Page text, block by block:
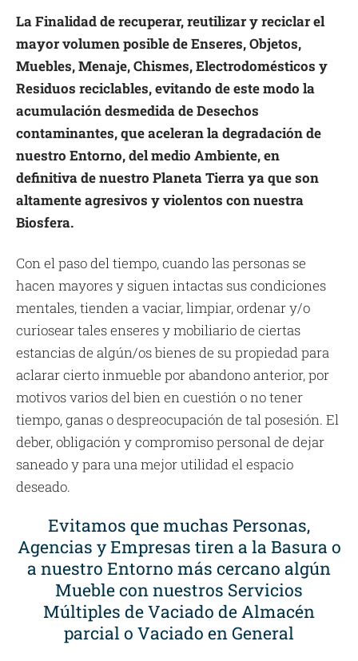
La Finalidad de recuperar, reutilizar y reciclar el
mayor volumen posible de Enseres, Objetos,
Muebles, Menaje, Chismes, Electrodomésticos y
Residuos reciclables, evitando de este modo la
acumulación desmedida de Desechos
contaminantes, que aceleran la degradación de
nuestro Entorno, del medio Ambiente, en
definitiva de nuestro Planeta Tierra ya que son
altamente agresivos y violentos con nuestra
Biosfera.
Con el paso del tiempo, cuando las personas se
hacen mayores y siguen intactas sus condiciones
mentales, tienden a vaciar, limpiar, ordenar y/o
curiosear tales enseres y mobiliario de ciertas
estancias de algún/os bienes de su propiedad para
aclarar cierto inmueble por abandono anterior, por
motivos varios del bien en cuestión o no tener
tiempo, ganas o despreocupación de tal posesión. El
deber, obligación y compromiso personal de dejar
saneado y para una mejor utilidad el espacio
deseado.
Evitamos que muchas Personas,
Agencias y Empresas tiren a la Basura o
a nuestro Entorno más cercano algún
Mueble con nuestros Servicios
Múltiples de Vaciado de Almacén
parcial o Vaciado en General